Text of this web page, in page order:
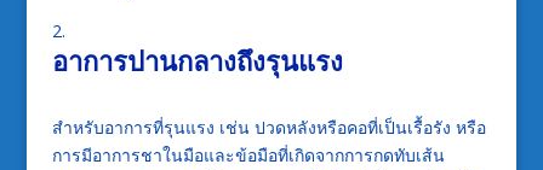
อาการปานกลางถึงรุนแรง
สำหรับอาการที่รุนแรง เช่น ปวดหลังหรือคอที่เป็นเรื้อรัง หรือ
การมีอาการชาในมือและข้อมือที่เกิดจากการกดทับเส้น